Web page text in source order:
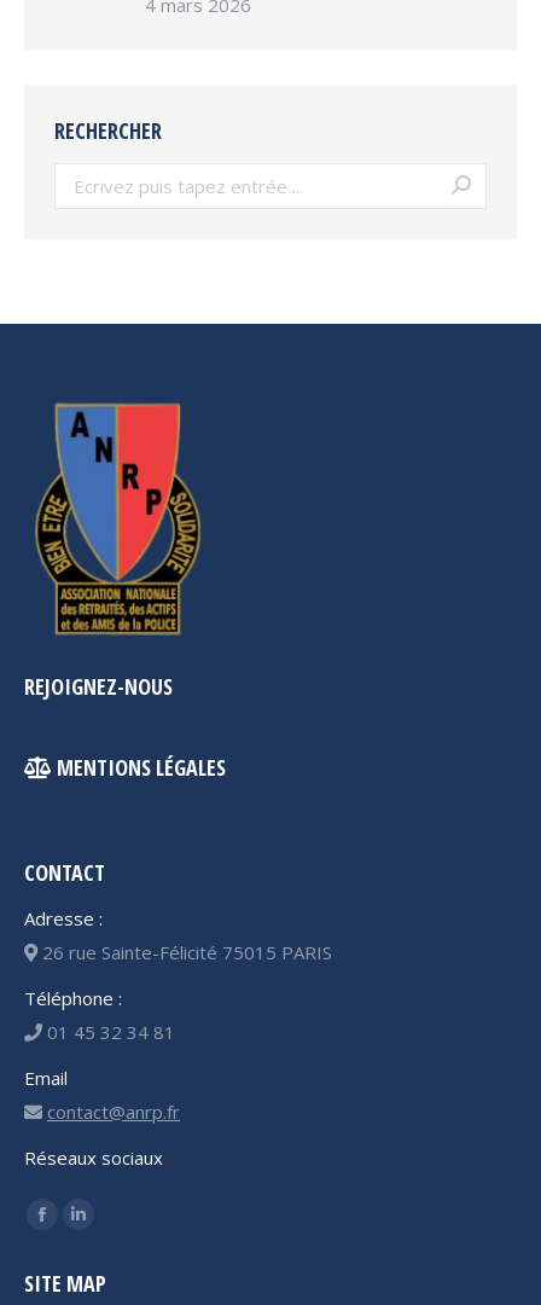
RECHERCHER
REJOIGNEZ-NOUS
MENTIONS LÉGALES
CONTACT
Adresse :
26 rue Sainte-Félicité 75015 PARIS
Téléphone :
01 45 32 34 81
Email
contact@anrp.fr
Réseaux sociaux
Trouvez nous sur :
Facebook
opens
LinkedIn
opens
SITE MAP